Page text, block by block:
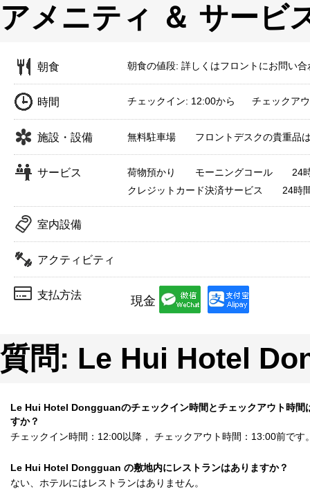
アメニティ ＆ サービ
朝食 朝食の値段: 詳しくはフロントにお問い
時間 チェックイン: 12:00から チェックアウ
施設・設備 無料駐車場 フロントデスクの貴重品
サービス 荷物預かり モーニングコール
24
クレジットカード決済サービス
24時
室内設備
アクティビティ
支払方法 現金
質問: Le Hui Hotel
Le Hui Hotel Dongguanのチェックイン時間とチェックアウト時間
すか？
チェックイン時間：12:00以降， チェックアウト時間：13:00前です
Le Hui Hotel Dongguan の敷地内にレストランはありますか？
ない、ホテルにはレストランはありません。